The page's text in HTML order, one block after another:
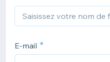
E-mail